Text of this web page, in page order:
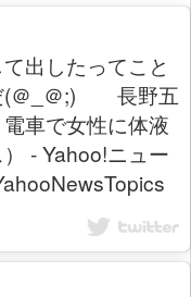
出したってこと
(＠_＠;) 長野五
車で女性に体液
- Yahoo!ニュー